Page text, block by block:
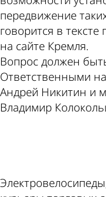
передвижение
говорится в
на сайте Кремля.
Вопрос должен
Ответственными
Андрей Никитин и
Владимир